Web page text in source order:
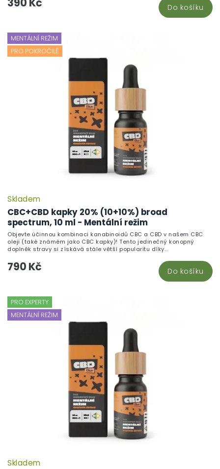
Do košíku
MENTÁLNÍ REŽIM
PRO POKROČILÉ
CBC+CBD kapky 20% (10+10%) broad
spectrum, 10 ml - Mentální režim
Skladem
790 Kč Do košíku
Objevte účinnou kombinaci kanabinoidů CBC a CBD v našem CBC
oleji (také známém jako CBC kapky)! Tento jedinečný konopný
doplněk stravy si získává stále větší popularitu díky...
PRO EXPERTY
MENTÁLNÍ REŽIM
Skladem